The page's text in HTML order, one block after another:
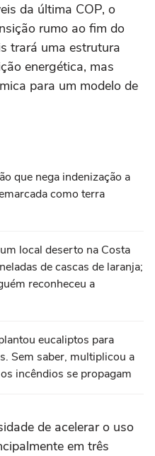
da última COP, o
rumo ao fim do
trará uma estrutura
energética, mas
para um modelo de
que nega indenização a
como terra
local deserto na Costa
de cascas de laranja;
reconheceu a
eucaliptos para
Sem saber, multiplicou a
incêndios se propagam
de acelerar o uso
em três